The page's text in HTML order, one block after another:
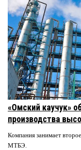
«Омский каучук»
производства
Компания занимает
МТБЭ.